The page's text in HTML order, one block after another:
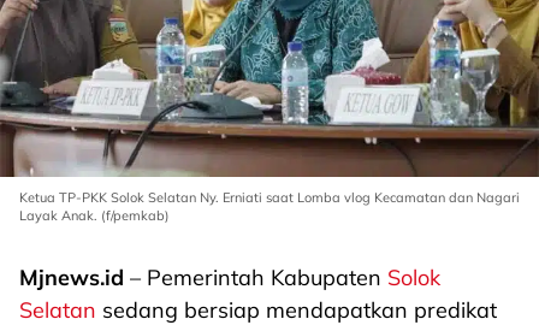
Ketua TP-PKK Solok Selatan Ny. Erniati saat Lomba vlog Kecamatan dan Nagari
Layak Anak. (f/pemkab)
Mjnews.id – Pemerintah Kabupaten Solok
Selatan sedang bersiap mendapatkan predikat